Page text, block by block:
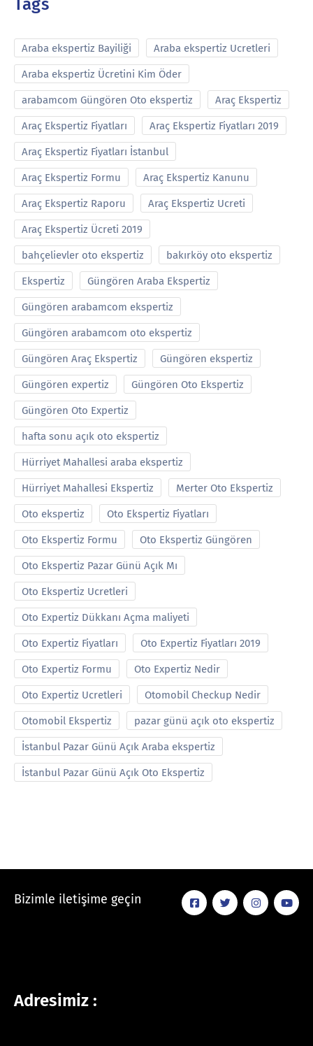
Tags
Araba ekspertiz Bayiliği Araba ekspertiz Ucretleri
Araba ekspertiz Ücretini Kim Öder
arabamcom Güngören Oto ekspertiz Araç Ekspertiz
Araç Ekspertiz Fiyatları Araç Ekspertiz Fiyatları 2019
Araç Ekspertiz Fiyatları İstanbul
Araç Ekspertiz Formu Araç Ekspertiz Kanunu
Araç Ekspertiz Raporu Araç Ekspertiz Ucreti
Araç Ekspertiz Ücreti 2019
bahçelievler oto ekspertiz bakırköy oto ekspertiz
Ekspertiz Güngören Araba Ekspertiz
Güngören arabamcom ekspertiz
Güngören arabamcom oto ekspertiz
Güngören Araç Ekspertiz Güngören ekspertiz
Güngören expertiz Güngören Oto Ekspertiz
Güngören Oto Expertiz
hafta sonu açık oto ekspertiz
Hürriyet Mahallesi araba ekspertiz
Hürriyet Mahallesi Ekspertiz Merter Oto Ekspertiz
Oto ekspertiz Oto Ekspertiz Fiyatları
Oto Ekspertiz Formu Oto Ekspertiz Güngören
Oto Ekspertiz Pazar Günü Açık Mı
Oto Ekspertiz Ucretleri
Oto Expertiz Dükkanı Açma maliyeti
Oto Expertiz Fiyatları Oto Expertiz Fiyatları 2019
Oto Expertiz Formu Oto Expertiz Nedir
Oto Expertiz Ucretleri Otomobil Checkup Nedir
Otomobil Ekspertiz pazar günü açık oto ekspertiz
İstanbul Pazar Günü Açık Araba ekspertiz
İstanbul Pazar Günü Açık Oto Ekspertiz
Bizimle iletişime geçin
Adresimiz :